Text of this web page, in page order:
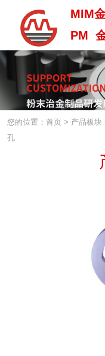
MIM
PM
您的位置：首页 > 产品板块
孔